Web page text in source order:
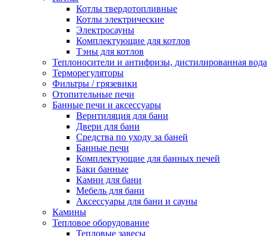
Котлы твердотопливные
Котлы электрические
Электросауны
Комплектующие для котлов
Тэны для котлов
Теплоносители и антифризы, дистилированная вода
Терморегуляторы
Фильтры / грязевики
Отопительные печи
Банные печи и аксессуары
Вернтиляция для бани
Двери для бани
Средства по уходу за баней
Банные печи
Комплектующие для банных печей
Баки банные
Камни для бани
Мебель для бани
Аксессуары для бани и сауны
Камины
Тепловое оборудование
Тепловые завесы